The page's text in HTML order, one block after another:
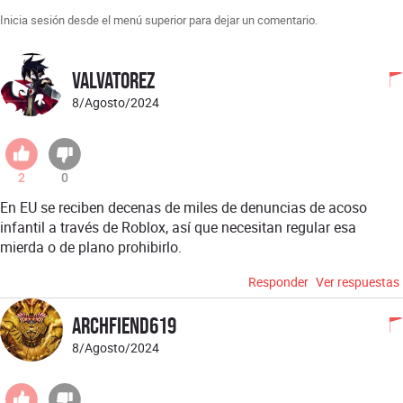
Inicia sesión desde el menú superior para dejar un comentario.
Valvatorez
8/Agosto/2024
2 0
En EU se reciben decenas de miles de denuncias de acoso
infantil a través de Roblox, así que necesitan regular esa
mierda o de plano prohibirlo.
Responder Ver respuestas
Archfiend619
8/Agosto/2024